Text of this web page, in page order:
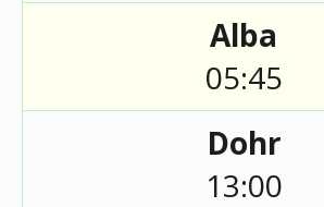
Alba
05:45
Dohr
13:00